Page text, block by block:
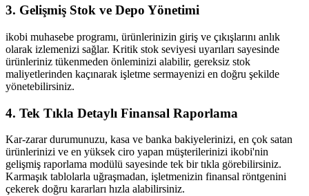
3. Gelişmiş Stok ve Depo Yönetimi
ikobi muhasebe programı, ürünlerinizin giriş ve çıkışlarını anlık
olarak izlemenizi sağlar. Kritik stok seviyesi uyarıları sayesinde
ürünleriniz tükenmeden önleminizi alabilir, gereksiz stok
maliyetlerinden kaçınarak işletme sermayenizi en doğru şekilde
yönetebilirsiniz.
4. Tek Tıkla Detaylı Finansal Raporlama
Kar-zarar durumunuzu, kasa ve banka bakiyelerinizi, en çok satan
ürünlerinizi ve en yüksek ciro yapan müşterilerinizi ikobi'nin
gelişmiş raporlama modülü sayesinde tek bir tıkla görebilirsiniz.
Karmaşık tablolarla uğraşmadan, işletmenizin finansal röntgenini
çekerek doğru kararları hızla alabilirsiniz.